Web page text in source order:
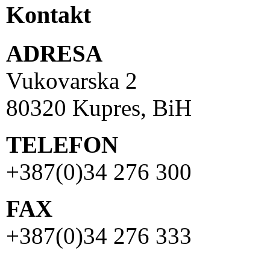
Kontakt
ADRESA
Vukovarska 2
80320 Kupres, BiH
TELEFON
+387(0)34 276 300
FAX
+387(0)34 276 333